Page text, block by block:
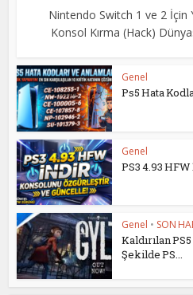
Nintendo Switch 1 ve 2 İçin
Konsol Kırma (Hack)
Genel
Ps5 Hata
Genel
PS3 4.93
Genel • SON
Kaldırılan
Şekilde PS...